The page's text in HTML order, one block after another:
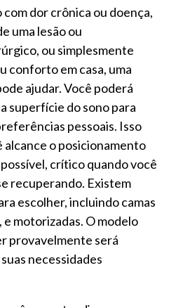
dor crônica ou doença,
uma lesão ou
ou simplesmente
conforto em casa, uma
ajudar. Você poderá
superfície do sono para
pessoais. Isso
alcance o posicionamento
crítico quando você
recuperando. Existem
escolher, incluindo camas
e motorizadas. O modelo
provavelmente será
necessidades